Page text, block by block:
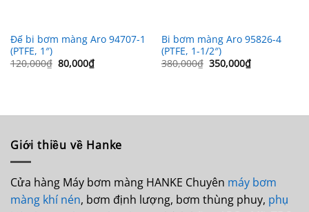
Đế bi bơm màng Aro 94707-1
(PTFE, 1″)
120,000₫ Giá
gốc
80,000₫Giá
hiện
Bi bơm màng Aro 95826-4
(PTFE, 1-1/2″)
380,000₫ Giá
350,000₫Giá
hiện
Giới thiều về Hanke
Cửa hàng Máy bơm màng HANKE Chuyên máy bơm
màng khí nén, bơm định lượng, bơm thùng phuy, phụ